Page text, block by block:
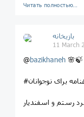
Читать полностью…
بازیخانه
11 March
@bazikhaneh 🌸🍃
برای نوجوانان
رستم و اسفندیار